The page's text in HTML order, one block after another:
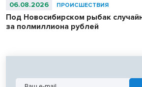
06.08.2026 ПРОИСШЕСТВИЯ
Под Новосибирском рыбак
за полмиллиона рублей